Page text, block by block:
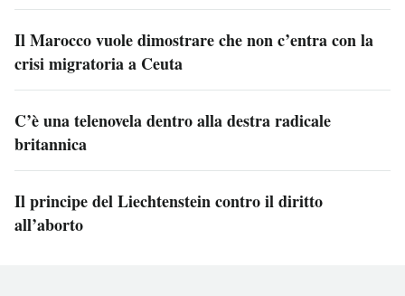
Il Marocco vuole dimostrare che non c’entra con la
crisi migratoria a Ceuta
C’è una telenovela dentro alla destra radicale
britannica
Il principe del Liechtenstein contro il diritto
all’aborto